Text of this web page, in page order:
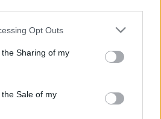
app uses one or more Google
usage behaviour. You may click to
Google and its third-party tags to
purposes in below Google
Opt Outs
Sharing of my
Sale of my
,16. vasárnap